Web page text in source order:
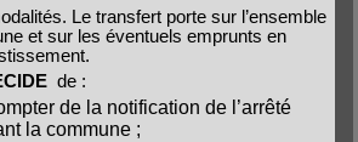
Le transfert porte sur l’ensemble
et sur les éventuels emprunts en
de :
de la notification de l’arrêté
la commune ;